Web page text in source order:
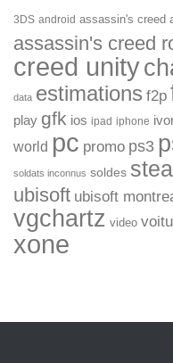
3DS android assassin's creed
assassin's creed
creed unity
data estimations f2p
play gfk ios ipad iphone
world pc promo ps3
soldats inconnus soldes
ubisoft ubisoft
vgchartz video
xone